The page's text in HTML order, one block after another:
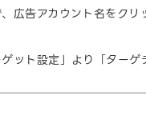
広告アカウント名をク
ット設定」より「ター